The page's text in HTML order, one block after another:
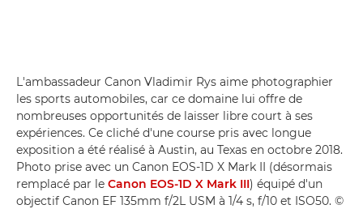
L'ambassadeur Canon Vladimir Rys aime photographier
les sports automobiles, car ce domaine lui offre de
nombreuses opportunités de laisser libre court à ses
expériences. Ce cliché d'une course pris avec longue
exposition a été réalisé à Austin, au Texas en octobre 2018.
Photo prise avec un Canon EOS-1D X Mark II (désormais
remplacé par le Canon EOS-1D X Mark III) équipé d'un
objectif Canon EF 135mm f/2L USM à 1/4 s, f/10 et ISO50. ©